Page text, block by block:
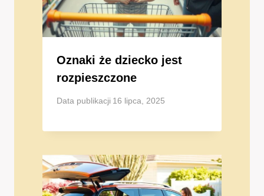
Oznaki że dziecko jest
rozpieszczone
Data publikacji 16 lipca, 2025